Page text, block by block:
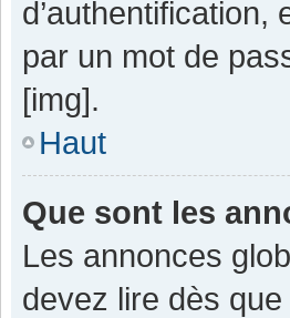
par un mot de
[img].
Haut
Que sont les
Les annonces
devez lire dès